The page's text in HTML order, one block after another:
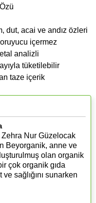
dut, acai ve andız özleri
içermez
analizli
tüketilebilir
taze içerik
Nur Güzelocak
Beyorganik, anne ve
olan organik
çok organik gıda
sağlığını sunarken